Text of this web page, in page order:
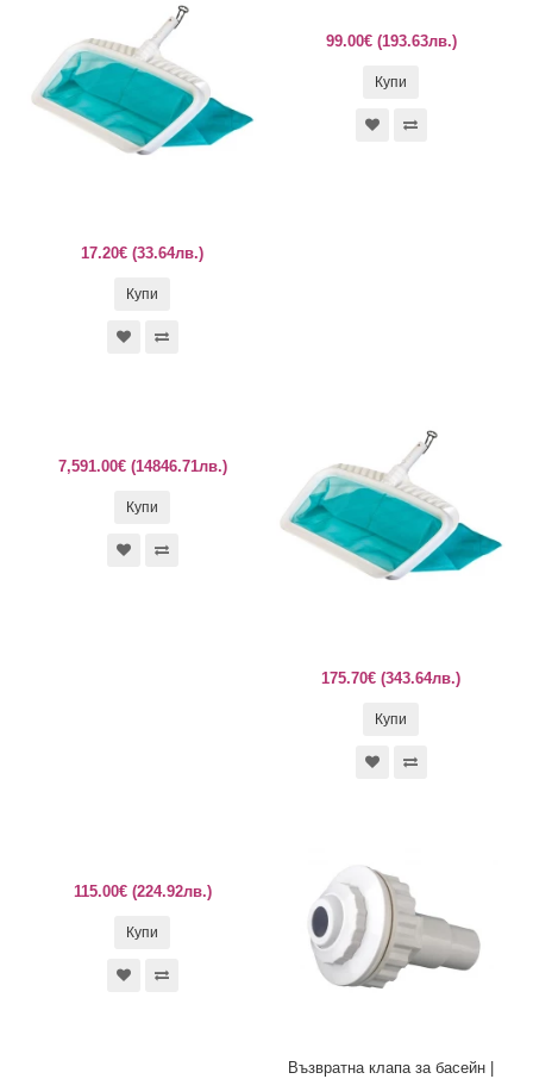
17.20€ (33.64лв.)
Купи
99.00€ (193.63лв.)
Купи
7,591.00€ (14846.71лв.)
Купи
175.70€ (343.64лв.)
Купи
115.00€ (224.92лв.)
Купи
Възвратна клапа за басейн |